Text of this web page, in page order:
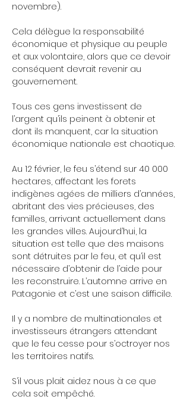
novembre).
Cela délègue la responsabilité
économique et physique au peuple
et aux volontaire, alors que ce devoir
conséquent devrait revenir au
gouvernement.
Tous ces gens investissent de
l’argent qu’ils peinent à obtenir et
dont ils manquent, car la situation
économique nationale est chaotique.
Au 12 février, le feu s’étend sur 40 000
hectares, affectant les forets
indigènes agées de milliers d’années,
abritant des vies précieuses, des
familles, arrivant actuellement dans
les grandes villes. Aujourd’hui, la
situation est telle que des maisons
sont détruites par le feu, et qu’il est
nécessaire d’obtenir de l’aide pour
les reconstruire. L’automne arrive en
Patagonie et c’est une saison difficile.
Il y a nombre de multinationales et
investisseurs étrangers attendant
que le feu cesse pour s’octroyer nos
les territoires natifs.
S’il vous plait aidez nous à ce que
cela soit empêché.